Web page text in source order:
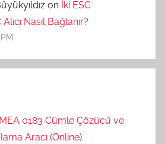
on İki ESC
Nasıl Bağlanır?
0183 Cümle Çözücü ve
Aracı (Online)